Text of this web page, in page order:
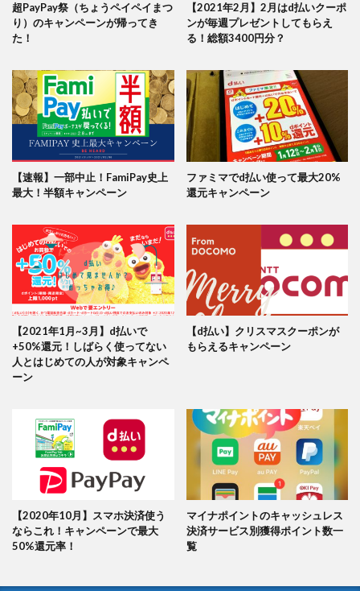
超PayPay祭（ちょうペイペイまつ
り）のキャンペーンが帰ってき
た！
【2021年2月】2月はd払いクーポ
ンが毎週プレゼントしてもらえ
る！総額3400円分？
【速報】一部中止！FamiPay史上
最大！半額キャンペーン
ファミマでd払い使って最大20%
還元キャンペーン
【2021年1月~3月】d払いで
+50%還元！しばらく使ってない
人とはじめての人が対象キャンペ
ーン
【d払い】クリスマスクーポンが
もらえるキャンペーン
【2020年10月】スマホ決済使う
ならこれ！キャンペーンで最大
50%還元率！
マイナポイントのキャッシュレス
決済サービス別獲得ポイント数一
覧